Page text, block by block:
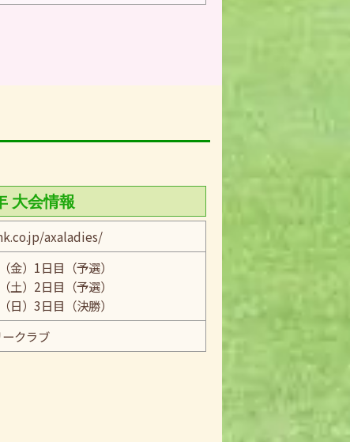
大会情報
axaladies/
金）1日目（予選）
土）2日目（予選）
日）3日目（決勝）
クラブ